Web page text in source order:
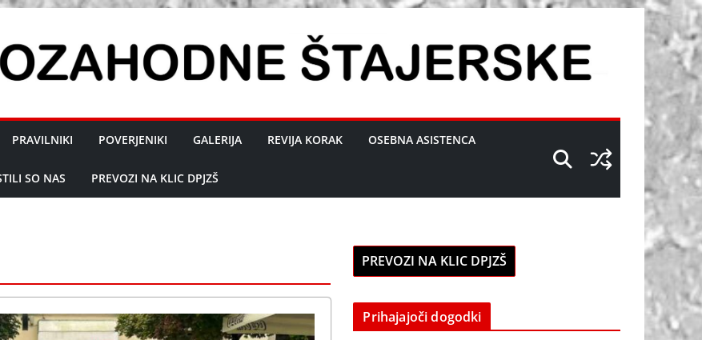
PRAVILNIKI POVERJENIKI GALERIJA REVIJA KORAK OSEBNA ASISTENCA
SO NAS PREVOZI NA KLIC DPJZŠ
PREVOZI NA KLIC DPJZŠ
Prihajajoči dogodki